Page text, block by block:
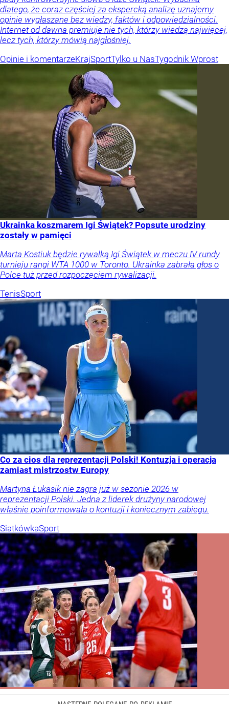
dlatego, że coraz częściej za ekspercką analizę uznajemy
opinie wygłaszane bez wiedzy, faktów i odpowiedzialności.
Internet od dawna premiuje nie tych, którzy wiedzą najwięcej,
lecz tych, którzy mówią najgłośniej.
Opinie i komentarzeKrajSportTylko u NasTygodnik Wprost
Ukrainka koszmarem Igi Świątek? Popsute urodziny
zostały w pamięci
Marta Kostiuk będzie rywalką Igi Świątek w meczu IV rundy
turnieju rangi WTA 1000 w Toronto. Ukrainka zabrała głos o
Polce tuż przed rozpoczęciem rywalizacji.
TenisSport
Co za cios dla reprezentacji Polski! Kontuzja i operacja
zamiast mistrzostw Europy
Martyna Łukasik nie zagra już w sezonie 2026 w
reprezentacji Polski. Jedna z liderek drużyny narodowej
właśnie poinformowała o kontuzji i koniecznym zabiegu.
SiatkówkaSport